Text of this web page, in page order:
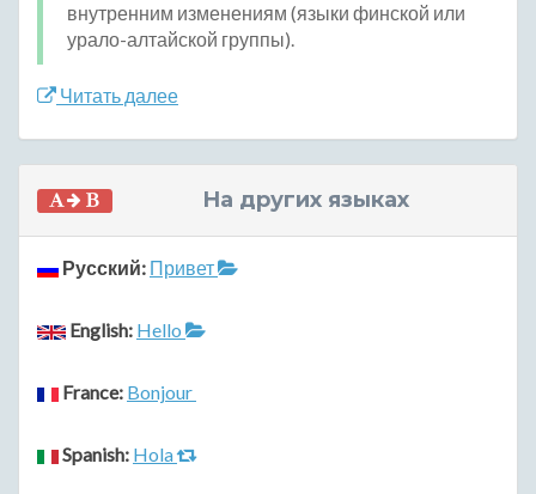
внутренним изменениям (языки финской или
урало-алтайской группы).
Читать далее
На других языках
Русский: Привет
English: Hello
France: Bonjour
Spanish: Hola